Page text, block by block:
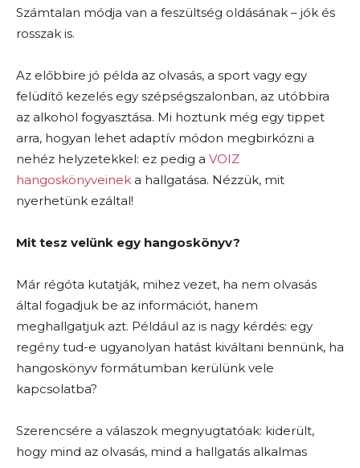
Számtalan módja van a feszültség oldásának – jók és
rosszak is.
Az előbbire jó példa az olvasás, a sport vagy egy
felüdítő kezelés egy szépségszalonban, az utóbbira
az alkohol fogyasztása. Mi hoztunk még egy tippet
arra, hogyan lehet adaptív módon megbirkózni a
nehéz helyzetekkel: ez pedig a VOIZ
hangoskönyveinek a hallgatása. Nézzük, mit
nyerhetünk ezáltal!
Mit tesz velünk egy hangoskönyv?
Már régóta kutatják, mihez vezet, ha nem olvasás
által fogadjuk be az információt, hanem
meghallgatjuk azt. Például az is nagy kérdés: egy
regény tud-e ugyanolyan hatást kiváltani bennünk, ha
hangoskönyv formátumban kerülünk vele
kapcsolatba?
Szerencsére a válaszok megnyugtatóak: kiderült,
hogy mind az olvasás, mind a hallgatás alkalmas